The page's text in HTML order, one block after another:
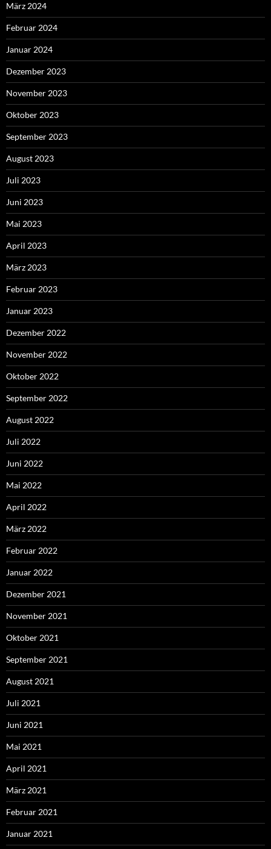
März 2024
Februar 2024
Januar 2024
Dezember 2023
November 2023
Oktober 2023
September 2023
August 2023
Juli 2023
Juni 2023
Mai 2023
April 2023
März 2023
Februar 2023
Januar 2023
Dezember 2022
November 2022
Oktober 2022
September 2022
August 2022
Juli 2022
Juni 2022
Mai 2022
April 2022
März 2022
Februar 2022
Januar 2022
Dezember 2021
November 2021
Oktober 2021
September 2021
August 2021
Juli 2021
Juni 2021
Mai 2021
April 2021
März 2021
Februar 2021
Januar 2021